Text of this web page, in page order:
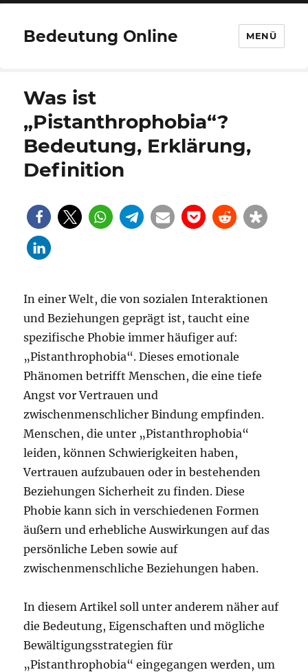
Bedeutung Online MENÜ
Was ist
„Pistanthrophobia“?
Bedeutung, Erklärung,
Definition
In einer Welt, die von sozialen Interaktionen
und Beziehungen geprägt ist, taucht eine
spezifische Phobie immer häufiger auf:
„Pistanthrophobia“. Dieses emotionale
Phänomen betrifft Menschen, die eine tiefe
Angst vor Vertrauen und
zwischenmenschlicher Bindung empfinden.
Menschen, die unter „Pistanthrophobia“
leiden, können Schwierigkeiten haben,
Vertrauen aufzubauen oder in bestehenden
Beziehungen Sicherheit zu finden. Diese
Phobie kann sich in verschiedenen Formen
äußern und erhebliche Auswirkungen auf das
persönliche Leben sowie auf
zwischenmenschliche Beziehungen haben.
In diesem Artikel soll unter anderem näher auf
die Bedeutung, Eigenschaften und mögliche
Bewältigungsstrategien für
„Pistanthrophobia“ eingegangen werden, um